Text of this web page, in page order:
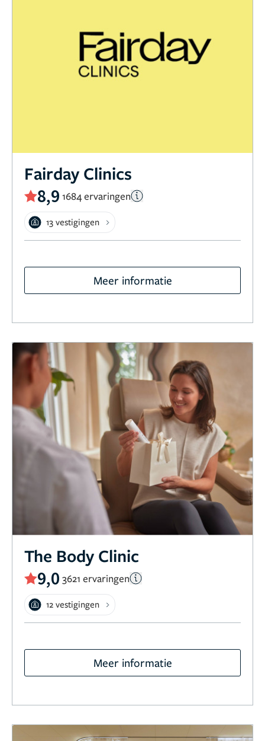
Fairday Clinics
8,9 1684 ervaringen
13 vestigingen
Meer informatie
The Body Clinic
9,0 3621 ervaringen
12 vestigingen
Meer informatie